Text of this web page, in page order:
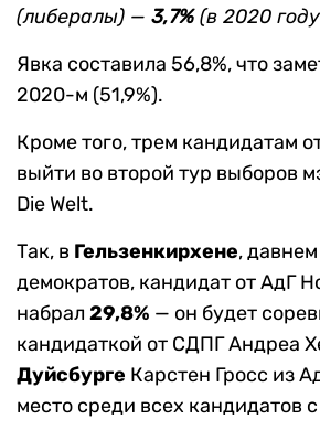
(либералы) — 3,7%(в 2020
Явка составила 56,8%, что
2020-м (51,9%).
Кроме того, трем кандидатам
выйти во второй тур выборов
Die Welt.
Так, в Гельзенкирхене,
демократов, кандидат от АдГ
набрал 29,8% — он будет
кандидаткой от СДПГ Андреа
Дуйсбурге Карстен Гросс из
место среди всех кандидатов с